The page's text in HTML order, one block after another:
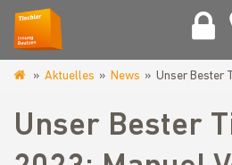
bautzen.de
Aktuelles News Unser Bester
Unser Bester